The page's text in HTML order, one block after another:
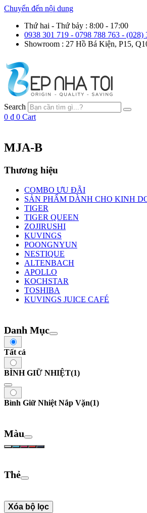
Chuyển đến nội dung
Thứ hai - Thứ bảy : 8:00 - 17:00
0938 301 719 - 0798 788 763 - (028)
Showroom : 27 Hồ Bá Kiện, P15,
Search
0 ₫ 0 Cart
MJA-B
Thương hiệu
COMBO ƯU ĐÃI
SẢN PHẨM DÀNH CHO KINH
TIGER
TIGER QUEEN
ZOJIRUSHI
KUVINGS
POONGNYUN
NESTIQUE
ALTENBACH
APOLLO
KOCHSTAR
TOSHIBA
KUVINGS JUICE CAFÉ
Danh Mục
Tất cả
BÌNH GIỮ NHIỆT(1)
Bình Giữ Nhiệt Nắp Vặn(1)
Màu
Thẻ
Xóa bộ lọc